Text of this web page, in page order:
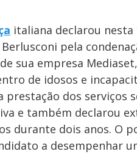
italiana declarou
pela
sua empresa
de idosos e
prestação dos serviços
e também declarou
durante dois anos. O
a desempenhar